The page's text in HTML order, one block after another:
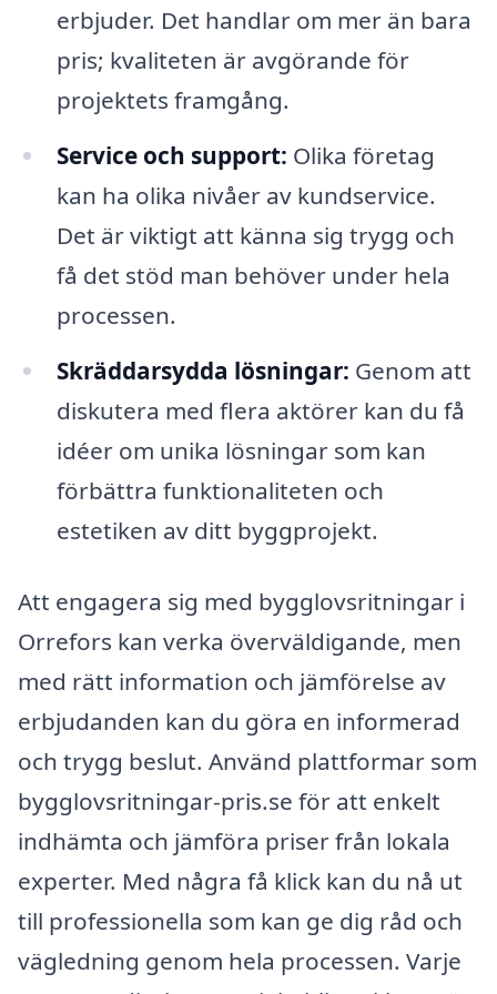
erbjuder. Det handlar om mer än bara
pris; kvaliteten är avgörande för
projektets framgång.
Service och support: Olika företag
kan ha olika nivåer av kundservice.
Det är viktigt att känna sig trygg och
få det stöd man behöver under hela
processen.
Skräddarsydda lösningar: Genom att
diskutera med flera aktörer kan du få
idéer om unika lösningar som kan
förbättra funktionaliteten och
estetiken av ditt byggprojekt.
Att engagera sig med bygglovsritningar i
Orrefors kan verka överväldigande, men
med rätt information och jämförelse av
erbjudanden kan du göra en informerad
och trygg beslut. Använd plattformar som
bygglovsritningar-pris.se för att enkelt
indhämta och jämföra priser från lokala
experter. Med några få klick kan du nå ut
till professionella som kan ge dig råd och
vägledning genom hela processen. Varje